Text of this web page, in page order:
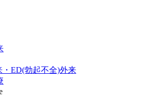
ED(勃起不全)外来